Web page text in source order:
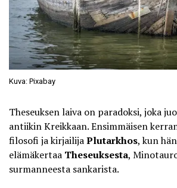
Kuva: Pixabay
Theseuksen laiva on paradoksi, joka
antiikin Kreikkaan. Ensimmäisen
filosofi ja kirjailijaPlutarkhos, kun
elämäkertaa Theseuksesta,
surmanneesta sankarista.